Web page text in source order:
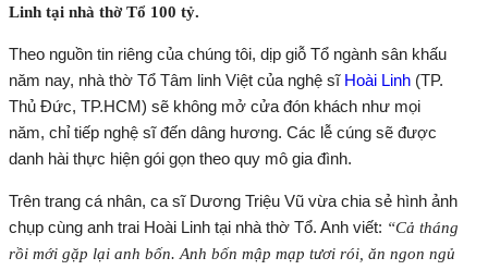
Linh tại nhà thờ Tổ 100 tỷ.
Theo nguồn tin riêng của chúng tôi, dịp giỗ Tổ ngành sân khấu
năm nay, nhà thờ Tổ Tâm linh Việt của nghệ sĩ Hoài Linh (TP.
Thủ Đức, TP.HCM) sẽ không mở cửa đón khách như mọi
năm, chỉ tiếp nghệ sĩ đến dâng hương. Các lễ cúng sẽ được
danh hài thực hiện gói gọn theo quy mô gia đình.
Trên trang cá nhân, ca sĩ Dương Triệu Vũ vừa chia sẻ hình ảnh
chụp cùng anh trai Hoài Linh tại nhà thờ Tổ. Anh viết: “Cả tháng
rồi mới gặp lại anh bốn. Anh bốn mập mạp tươi rói, ăn ngon ngủ